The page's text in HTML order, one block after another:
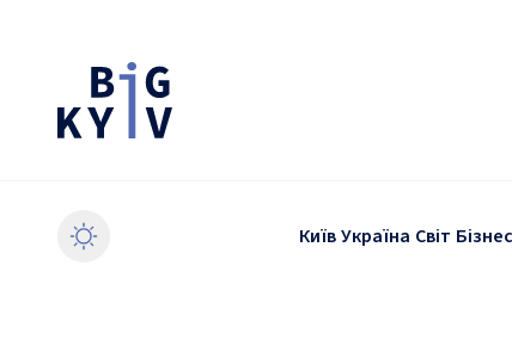
КиївУкраїна Світ Бізнес